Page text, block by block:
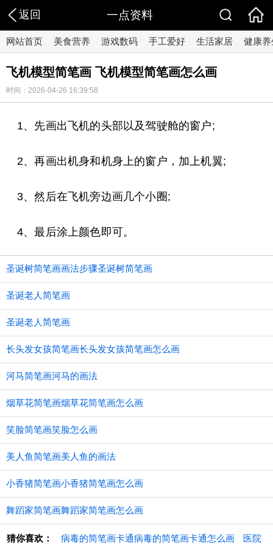
返回 一点资料
网站首页 美食营养 游戏数码 手工爱好 生活家居 健康养
飞机模型简笔画 飞机模型简笔画怎么画
时间：2026-04-26 16:39:58
1、先画出飞机的头部以及驾驶舱的窗户;
2、再画出机身和机身上的窗户，加上机翼;
3、然后在飞机旁边画几个小圈;
4、最后涂上颜色即可。
圣诞树简笔画画法步骤圣诞树简笔画
圣诞老人简笔画
圣诞老人简笔画
长头发女孩简笔画长头发女孩简笔画怎么画
河马简笔画河马的画法
烟草花简笔画烟草花简笔画怎么画
笑脸简笔画笑脸怎么画
美人鱼简笔画美人鱼的画法
小香猪简笔画小香猪简笔画怎么画
舞蹈家简笔画舞蹈家简笔画怎么画
猜你喜欢： 病毒的简笔画卡通病毒的简笔画卡通怎么画 医院